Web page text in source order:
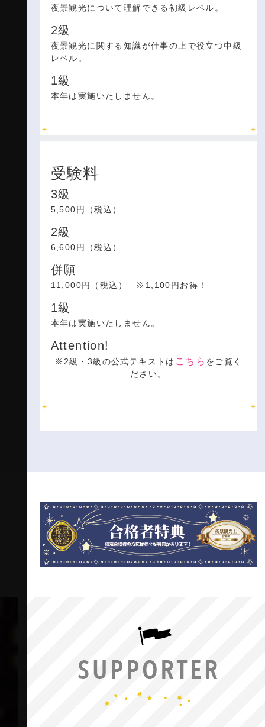
夜景観光について理解できる初級レベル。
2級
夜景観光に関する知識が仕事の上で役立つ中級
レベル。
1級
本年は実施いたしません。
受験料
3級
5,500円（税込）
2級
6,600円（税込）
併願
11,000円（税込） ※1,100円お得！
1級
本年は実施いたしません。
Attention!
※2級・3級の公式テキストは こちら をご覧く
ださい。